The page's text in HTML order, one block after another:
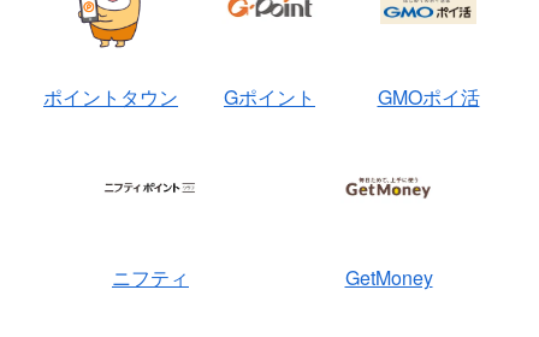
ポイントタウン Gポイント GMOポイ活
ニフティ GetMoney